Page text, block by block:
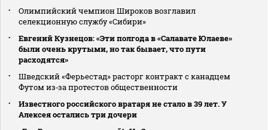
Олимпийский чемпион Широков возглавил
селекционную службу «Сибири»
Евгений Кузнецов: «Эти полгода в «Салавате Юлаеве»
были очень крутыми, но так бывает, что пути
расходятся»
Шведский «Ферьестад» расторг контракт с канадцем
Футом из‑за протестов общественности
Известного российского вратаря не стало в 39 лет. У
Алексея остались три дочери